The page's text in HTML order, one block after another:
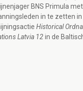
BNS Primula
in te zetten
Historical
Latvia 12in de